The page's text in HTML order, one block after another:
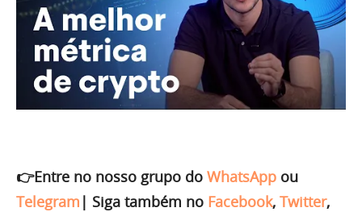
👉Entre no nosso grupo do WhatsApp ou
Telegram | Siga também no Facebook, Twitter,